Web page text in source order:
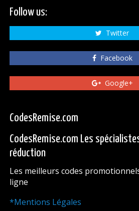
Follow us:
Twitter
Facebook
Google+
CodesRemise.com
CodesRemise.com Les
réduction
Les meilleurs codes
ligne
*Mentions Légales